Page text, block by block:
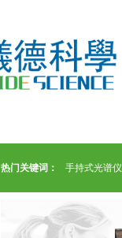
热门关键词： 手持式光谱仪